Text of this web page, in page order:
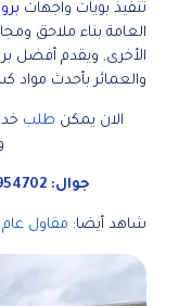
تنفيذ بويات واجهات
العامة بناء ملاحق
الأخرى, ويقدم أفضل
والعمائر بأحدث مواد
الان يمكن طلب
جوال: 0557954702
شاهد أيضا: مقاول عام